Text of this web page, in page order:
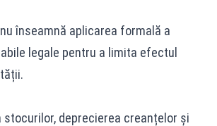
înseamnă aplicarea formală a
legale pentru a limita efectul
stocurilor, deprecierea creanțelor și